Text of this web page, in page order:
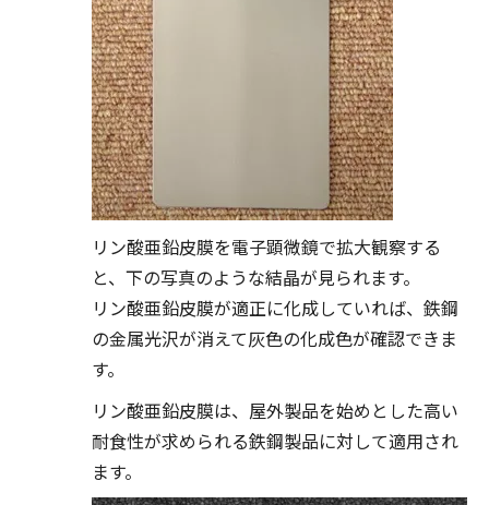
リン酸亜鉛皮膜を電子顕微鏡で拡大観察する
と、下の写真のような結晶が見られます。
リン酸亜鉛皮膜が適正に化成していれば、鉄鋼
の金属光沢が消えて灰色の化成色が確認できま
す。
リン酸亜鉛皮膜は、屋外製品を始めとした高い
耐食性が求められる鉄鋼製品に対して適用され
ます。